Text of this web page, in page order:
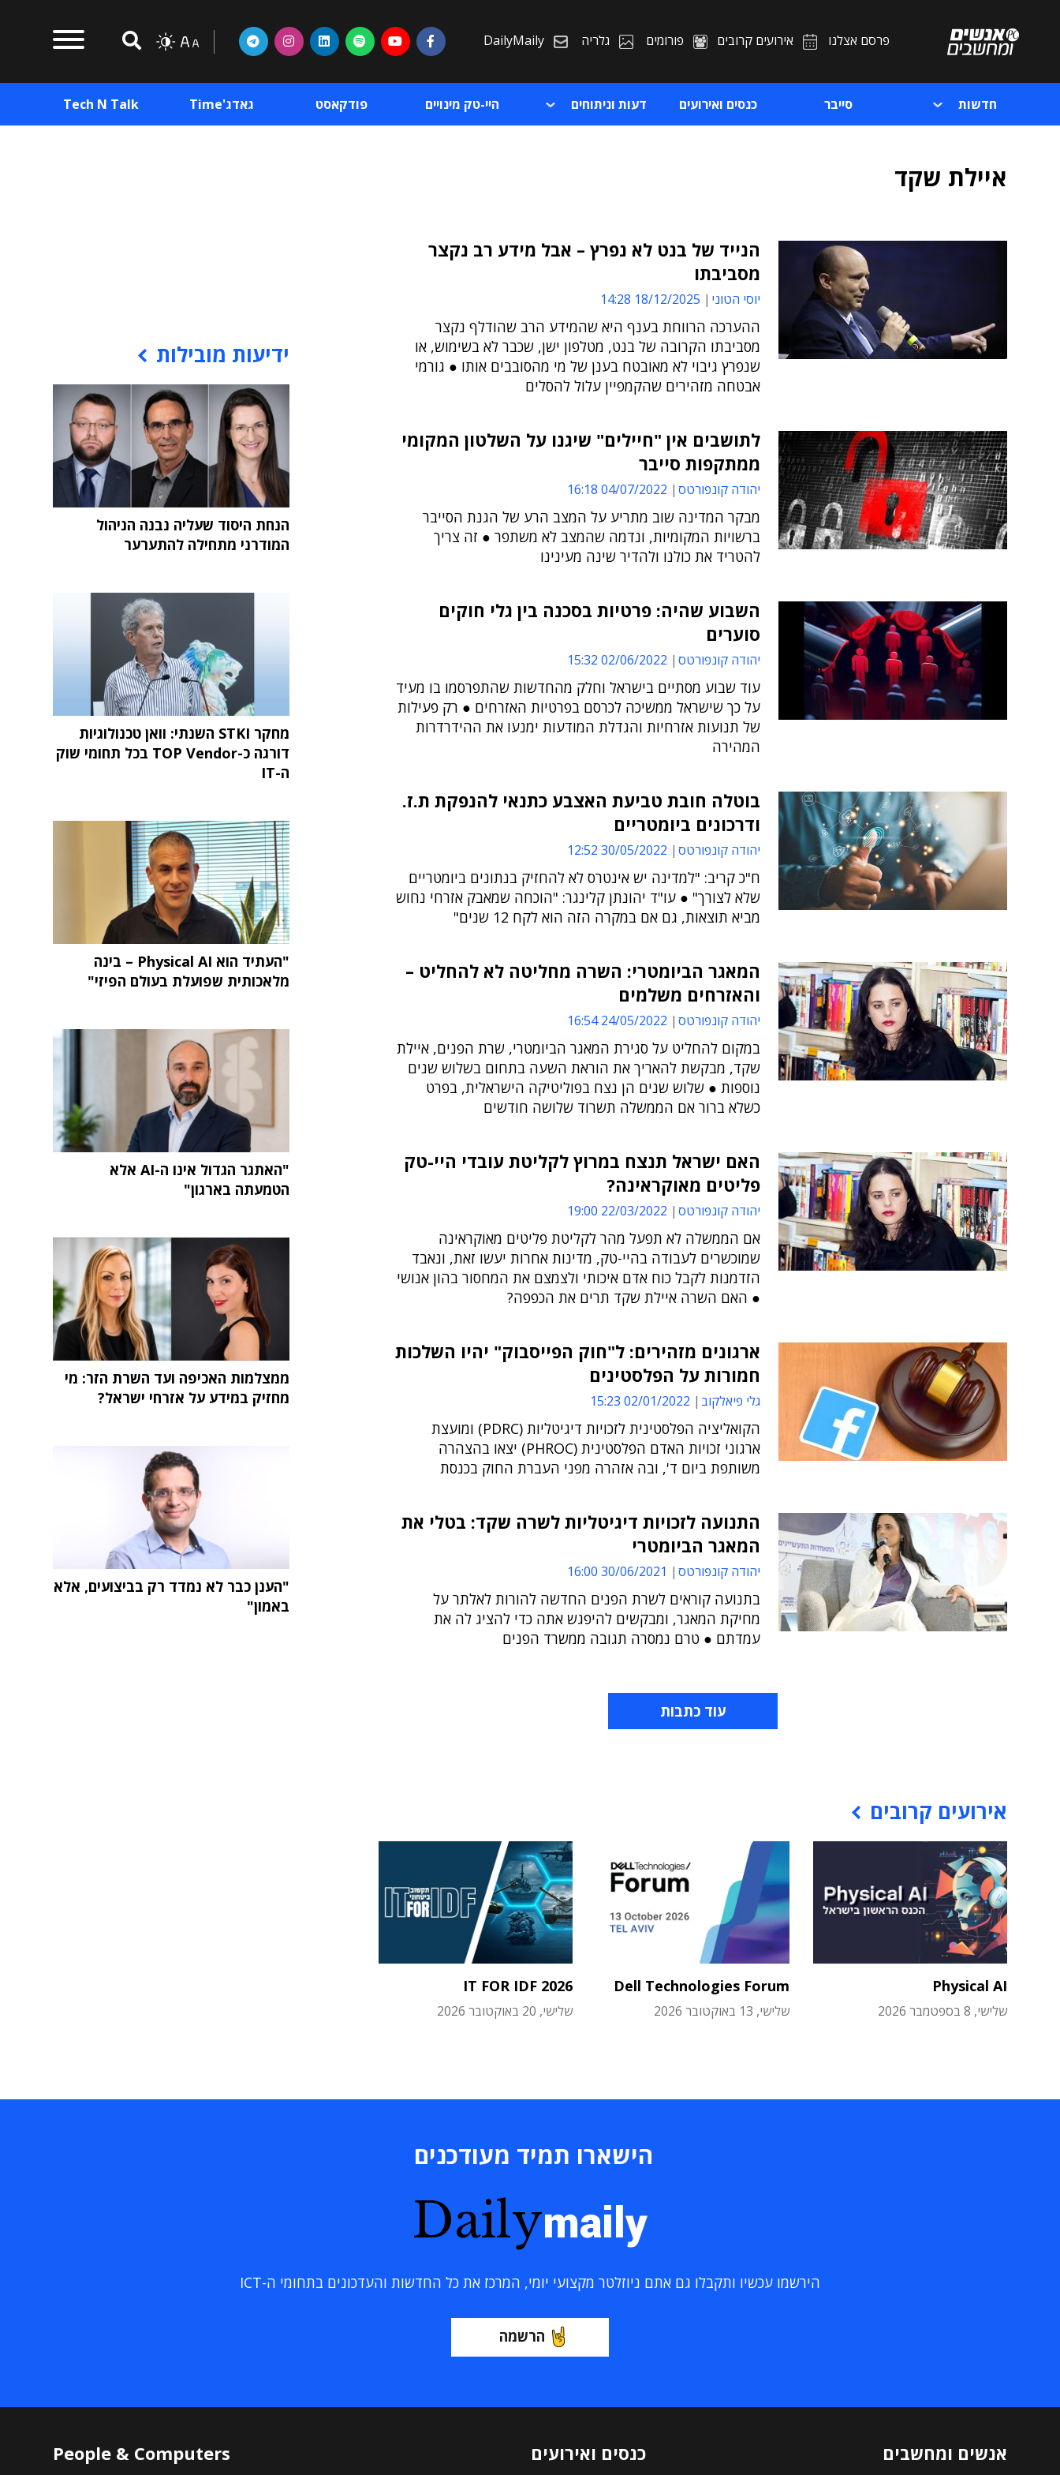
פרסם אצלנו אירועים קרובים פורומים גלריה DailyMaily
חדשות סייבר כנסים ואירועים דעות וניתוחים היי-טק מינויים פודקאסט גאדג'Time Tech N Talk
איילת שקד
הנייד של בנט לא נפרץ – אבל מידע רב נקצר
מסביבתו
יוסי הטוני 18/12/2025 14:28
ההערכה הרווחת בענף היא שהמידע הרב שהודלף נקצר
מסביבתו הקרובה של בנט, מטלפון ישן, שכבר לא בשימוש, או
שנפרץ גיבוי לא מאובטח בענן של מי מהסובבים אותו ● גורמי
אבטחה מזהירים שהקמפיין עלול להסלים
לתושבים אין "חיילים" שיגנו על השלטון המקומי
ממתקפות סייבר
יהודה קונפורטס 04/07/2022 16:18
מבקר המדינה שוב מתריע על המצב הרע של הגנת הסייבר
ברשויות המקומיות, ונדמה שהמצב לא משתפר ● זה צריך
להטריד את כולנו ולהדיר שינה מעינינו
השבוע שהיה: פרטיות בסכנה בין גלי חוקים
סוערים
יהודה קונפורטס 02/06/2022 15:32
עוד שבוע מסתיים בישראל וחלק מהחדשות שהתפרסמו בו מעיד
על כך שישראל ממשיכה לכרסם בפרטיות האזרחים ● רק פעילות
של תנועות אזרחיות והגדלת המודעות ימנעו את ההידרדרות
המהירה
בוטלה חובת טביעת האצבע כתנאי להנפקת ת.ז.
ודרכונים ביומטריים
יהודה קונפורטס 30/05/2022 12:52
ח"כ קריב: "למדינה יש אינטרס לא להחזיק בנתונים ביומטריים
שלא לצורך" ● עו"ד יהונתן קלינגר: "הוכחה שמאבק אזרחי נחוש
מביא תוצאות, גם אם במקרה הזה הוא לקח 12 שנים"
המאגר הביומטרי: השרה מחליטה לא להחליט –
והאזרחים משלמים
יהודה קונפורטס 24/05/2022 16:54
במקום להחליט על סגירת המאגר הביומטרי, שרת הפנים, איילת
שקד, מבקשת להאריך את הוראת השעה בתחום בשלוש שנים
נוספות ● שלוש שנים הן נצח בפוליטיקה הישראלית, בפרט
כשלא ברור אם הממשלה תשרוד שלושה חודשים
האם ישראל תנצח במרוץ לקליטת עובדי היי-טק
פליטים מאוקראינה?
יהודה קונפורטס 22/03/2022 19:00
אם הממשלה לא תפעל מהר לקליטת פליטים מאוקראינה
שמוכשרים לעבודה בהיי-טק, מדינות אחרות יעשו זאת, ונאבד
הזדמנות לקבל כוח אדם איכותי ולצמצם את המחסור בהון אנושי
● האם השרה איילת שקד תרים את הכפפה?
ארגונים מזהירים: ל"חוק הפייסבוק" יהיו השלכות
חמורות על הפלסטינים
גלי פיאלקוב 02/01/2022 15:23
הקואליציה הפלסטינית לזכויות דיגיטליות (PDRC) ומועצת
ארגוני זכויות האדם הפלסטינית (PHROC) יצאו בהצהרה
משותפת ביום ד', ובה אזהרה מפני העברת החוק בכנסת
התנועה לזכויות דיגיטליות לשרה שקד: בטלי את
המאגר הביומטרי
יהודה קונפורטס 30/06/2021 16:00
בתנועה קוראים לשרת הפנים החדשה להורות לאלתר על
מחיקת המאגר, ומבקשים להיפגש אתה כדי להציג לה את
עמדתם ● טרם נמסרה תגובה ממשרד הפנים
עוד כתבות
אירועים קרובים
Physical AI
שלישי, 8 בספטמבר 2026
Dell Technologies Forum
שלישי, 13 באוקטובר 2026
IT FOR IDF 2026
שלישי, 20 באוקטובר 2026
ידיעות מובילות
הנחת היסוד שעליה נבנה הניהול
המודרני מתחילה להתערער
מחקר STKI השנתי: וואן טכנולוגיות
דורגה כ-TOP Vendor בכל תחומי שוק
ה-IT
"העתיד הוא Physical AI – בינה
מלאכותית שפועלת בעולם הפיזי"
"האתגר הגדול אינו ה-AI אלא
הטמעתה בארגון"
ממצלמות האכיפה ועד השרת הזר: מי
מחזיק במידע על אזרחי ישראל?
"הענן כבר לא נמדד רק בביצועים, אלא
באמון"
הישארו תמיד מעודכנים
Dailymaily
הירשמו עכשיו ותקבלו גם אתם ניוזלטר מקצועי יומי, המרכז את כל החדשות והעדכונים בתחומי ה-ICT
הרשמה
אנשים ומחשבים כנסים ואירועים People & Computers